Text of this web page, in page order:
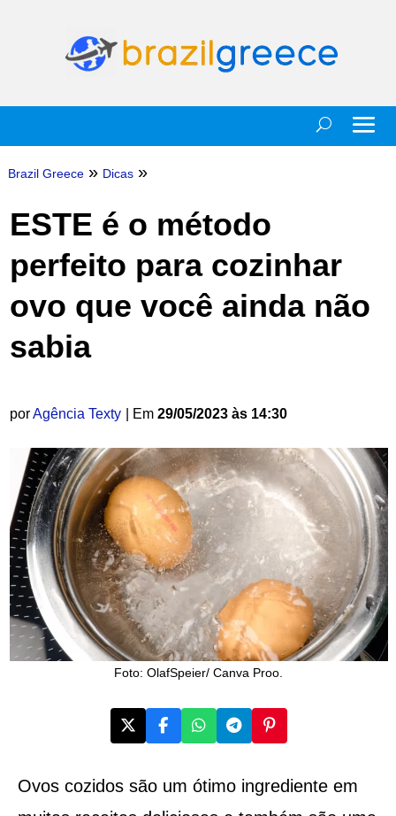
Brazil Greece » Dicas »
ESTE é o método
perfeito para cozinhar
ovo que você ainda não
sabia
porAgência Texty | Em 29/05/2023 às 14:30
Foto: OlafSpeier/ Canva Proo.
Ovos cozidos são um ótimo ingrediente em